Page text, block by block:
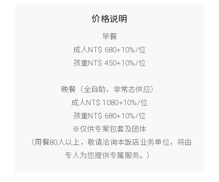
价格说明
早餐
成人NT$ 680+10%/位
孩童NT$ 450+10%/位
晚餐（全自助，非常态供应）
成人NT$ 1080+10%/位
孩童NT$ 680+10%/位
※仅供专案包套及团体
（用餐80人以上，敬请洽询本饭店业务单位，将由
专人为您提供专属服务。）